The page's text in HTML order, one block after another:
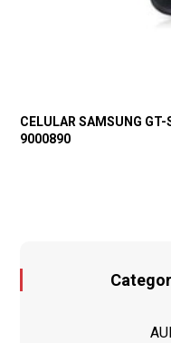
CELULAR SAMSUNG GT-
9000890